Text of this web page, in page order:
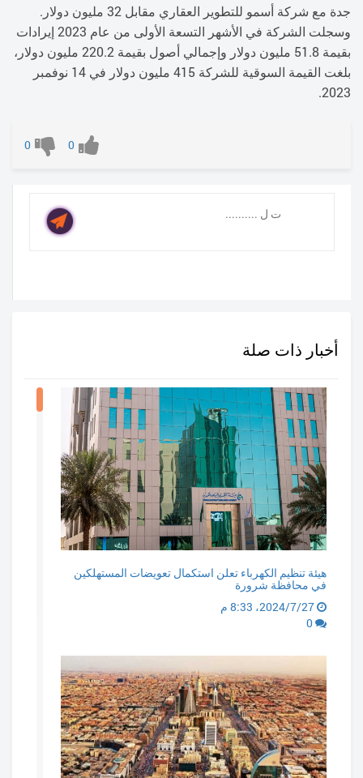
جدة مع شركة أسمو للتطوير العقاري مقابل 32 مليون دولار.
وسجلت الشركة في الأشهر التسعة الأولى من عام 2023 إيرادات
بقيمة 51.8 مليون دولار وإجمالي أصول بقيمة 220.2 مليون دولار،
بلغت القيمة السوقية للشركة 415 مليون دولار في 14 نوفمبر
2023.
0
0
أخبار ذات صلة
هيئة تنظيم الكهرباء تعلن استكمال تعويضات المستهلكين
في محافظة شرورة